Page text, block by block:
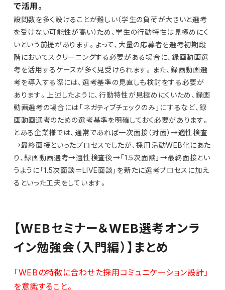
で活用。
設問数を多く設けることが難しい（学生の負荷が大きいと選考
を受けない可能性が高い）ため、学生の行動特性は見極めにく
いという前提があります。よって、大量の応募者を選考初期段
階においてスクリーニングする必要がある場合に、録画動画選
考を活用するケースが多く見受けられます。また、録画動画選
考を導入する際には、選考基準の見直しも検討をする必要が
あります。上述したように、行動特性が見極めにくいため、録画
動画選考の場合には「ネガティブチェックのみ」にするなど、録
画動画選考のための選考基準を明確しておく必要があります。
とある企業様では、通常であれば一次面接（対面）→適性検査
→最終面接といったプロセスでしたが、採用活動WEB化にあた
り、録画動画選考→適性検査後→「1.5次面談」→最終面接とい
うように「1.5次面談＝LIVE面談」を新たに選考プロセスに加え
るといった工夫をしています。
【WEBセミナー＆WEB選考オンラ
イン勉強会（入門編）】まとめ
「WEBの特徴に合わせた採用コミュニケーション設計」
を意識すること。